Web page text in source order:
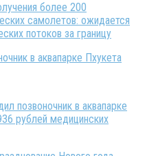
более 200
самолетов: ожидается
потоков за границу
позвоночник в аквапарке
рублей медицинских